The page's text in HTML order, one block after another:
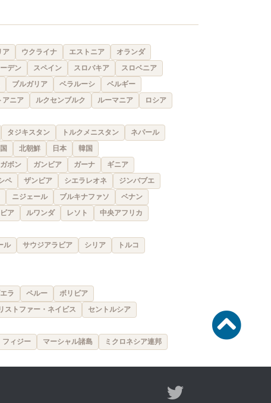
ア ウクライナ エストニア
オランダ
デン スペイン スロバキア
スロベニア
ブルガリア ベラルーシ
ベルギー
アニア ルクセンブルク ルーマニア
ロシア
タジキスタン トルクメニスタン
ネパール
北朝鮮 日本 韓国
ガボン ガンビア ガーナ
ギニア
ペ ザンビア シエラレオネ
ジンバブエ
ニジェール ブルキナファソ
ベナン
ア ルワンダ レソト
中央アフリカ
ル サウジアラビア シリア
トルコ
ラ ペルー ボリビア
ストファー・ネイビス
セントルシア
フィジー マーシャル諸島 ミクロネシア連邦